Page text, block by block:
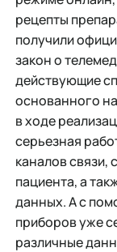
рецепты
получили
закон о
действующие
основанного
в ходе
серьезная
каналов связи,
пациента, а
данных. А с
приборов уже
различные